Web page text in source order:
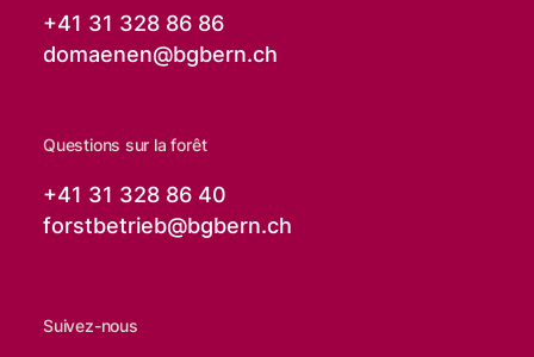
+41 31 328 86 86
domaenen@bgbern.ch
Questions sur la forêt
+41 31 328 86 40
forstbetrieb@bgbern.ch
Suivez-nous